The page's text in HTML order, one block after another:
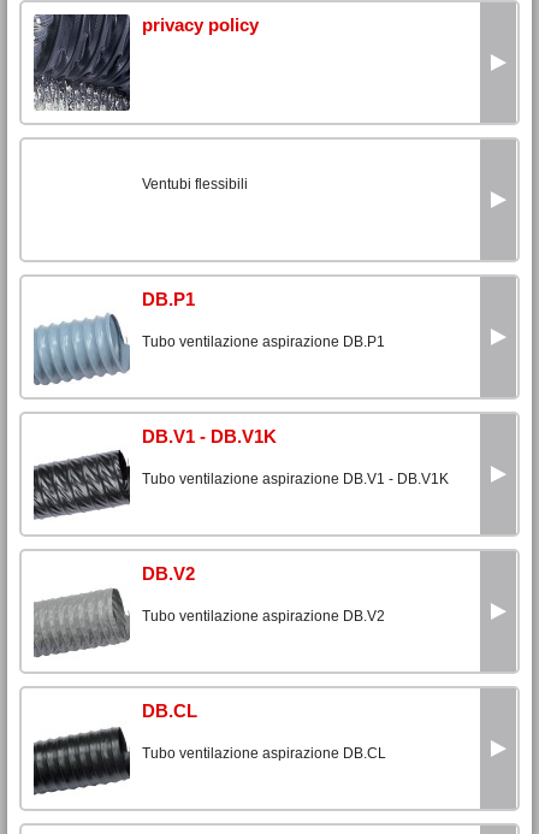
privacy policy
Ventubi flessibili
DB.P1
Tubo ventilazione aspirazione DB.P1
DB.V1 - DB.V1K
Tubo ventilazione aspirazione DB.V1 - DB.V1K
DB.V2
Tubo ventilazione aspirazione DB.V2
DB.CL
Tubo ventilazione aspirazione DB.CL